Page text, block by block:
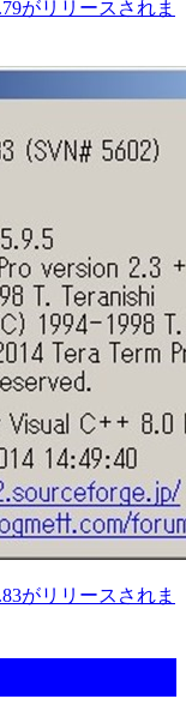
がリリースされま
がリリースされま